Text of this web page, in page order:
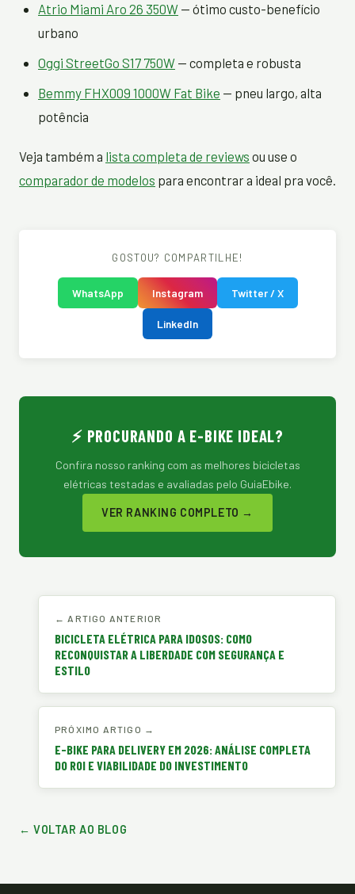
Atrio Miami Aro 26 350W — ótimo custo-benefício
urbano
Oggi StreetGo S17 750W — completa e robusta
Bemmy FHX009 1000W Fat Bike — pneu largo, alta
potência
Veja também a lista completa de reviews ou use o
comparador de modelos para encontrar a ideal pra você.
GOSTOU? COMPARTILHE!
WhatsApp Instagram Twitter / X
LinkedIn
⚡ PROCURANDO A E-BIKE IDEAL?
Confira nosso ranking com as melhores bicicletas
elétricas testadas e avaliadas pelo GuiaEbike.
VER RANKING COMPLETO →
← ARTIGO ANTERIOR
BICICLETA ELÉTRICA PARA IDOSOS: COMO
RECONQUISTAR A LIBERDADE COM SEGURANÇA E
ESTILO
PRÓXIMO ARTIGO →
E-BIKE PARA DELIVERY EM 2026: ANÁLISE COMPLETA
DO ROI E VIABILIDADE DO INVESTIMENTO
← VOLTAR AO BLOG